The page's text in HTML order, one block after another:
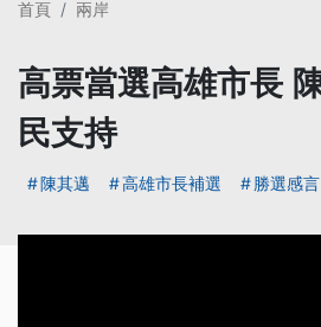
首頁 兩岸
高票當選高雄市長
民支持
陳其邁 高雄市長補選 勝選感言